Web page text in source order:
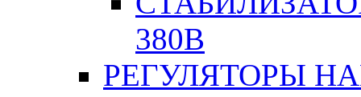
380В
РЕГУЛЯТОРЫ